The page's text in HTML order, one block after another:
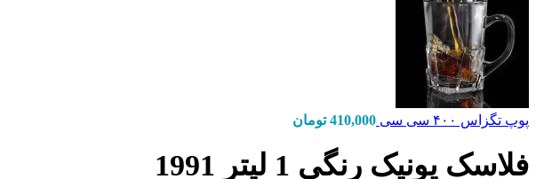
پوپ تگزاس ۴۰۰ سی سی 410,000 تومان
فلاسک یونیک رنگی 1 لیتر 1991